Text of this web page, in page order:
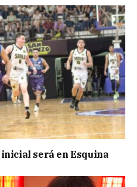
será en Esquina